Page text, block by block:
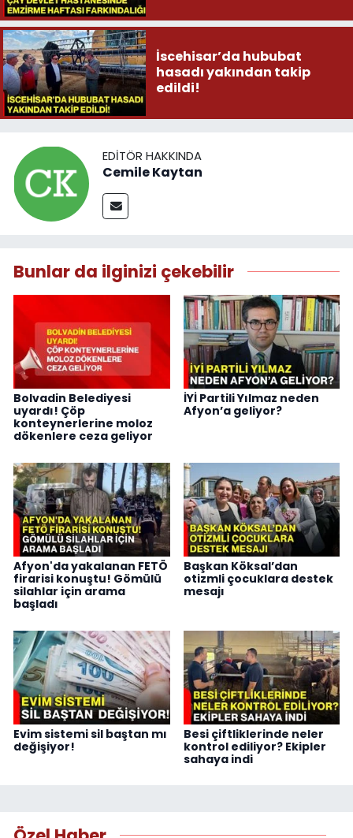
İscehisar’da hububat
hasadı yakından takip
edildi!
EDITÖR HAKKINDA
Cemile Kaytan
Bunlar da ilginizi çekebilir
Bolvadin Belediyesi
uyardı! Çöp
konteynerlerine moloz
dökenlere ceza geliyor
İYİ Partili Yılmaz neden
Afyon’a geliyor?
Afyon'da yakalanan FETÖ
firarisi konuştu! Gömülü
silahlar için arama
başladı
Başkan Köksal’dan
otizmli çocuklara destek
mesajı
Evim sistemi sil baştan mı
değişiyor!
Besi çiftliklerinde neler
kontrol ediliyor? Ekipler
sahaya indi